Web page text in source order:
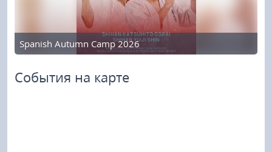
Spanish Autumn Camp 2026
События на карте